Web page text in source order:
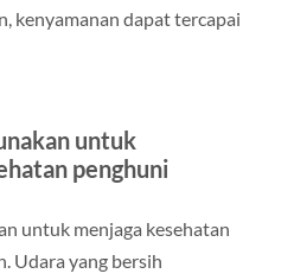
kenyamanan dapat tercapai
untuk
penghuni
untuk menjaga kesehatan
Udara yang bersih